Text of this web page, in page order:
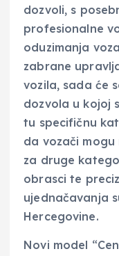
dozvoli, s
profesionalne
oduzimanja
zabrane
vozila, sada će
dozvola u kojoj
tu specifičnu
da vozači
za druge
obrasci te
ujednačavanja
Hercegovine.
Novi model